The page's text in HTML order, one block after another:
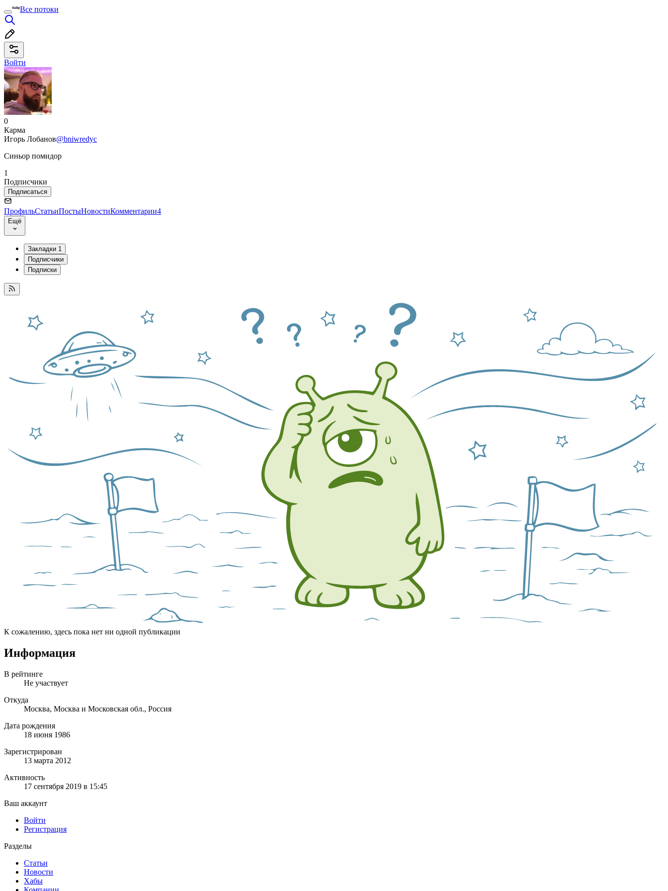
Все потоки
Войти
0
Карма
Игорь Лобанов@bniwredyc
Синьор помидор
1
Подписчики
Подписаться
ПрофильСтатьиПостыНовостиКомментарии4
Ещё
Закладки 1
Подписчики
Подписки
К сожалению, здесь пока нет ни одной публикации
Информация
В рейтинге
Не участвует
Откуда
Москва, Москва и Московская обл., Россия
Дата рождения
18 июня 1986
Зарегистрирован
13 марта 2012
Активность
17 сентября 2019 в 15:45
Ваш аккаунт
Войти
Регистрация
Разделы
Статьи
Новости
Хабы